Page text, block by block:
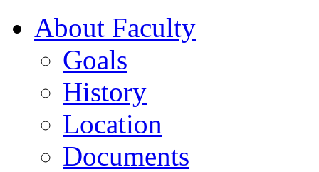
About Faculty
Goals
History
Location
Documents